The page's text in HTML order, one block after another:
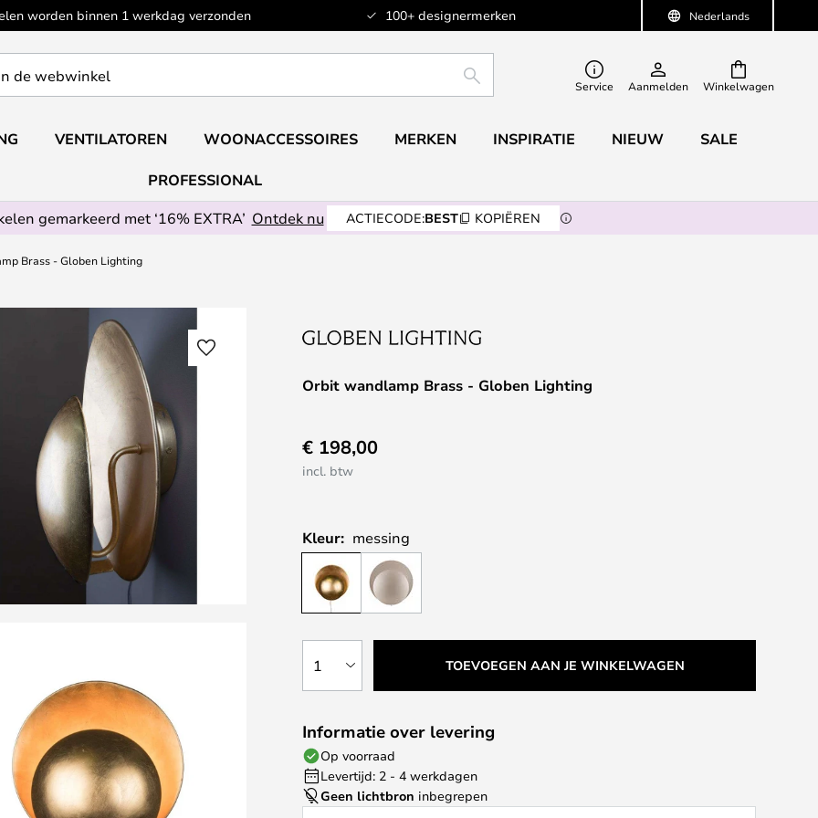
Nederlands
worden binnen 1 werkdag verzonden 100+ designermerken
Winkelwagen
ZOEKEN Service Aanmelden
VENTILATOREN WOONACCESSOIRES MERKEN INSPIRATIE NIEUW SALE
PROFESSIONAL
gemarkeerd met ‘16% EXTRA’ Ontdek nu ACTIECODE:BEST KOPIËREN
Brass - Globen Lighting
Orbit wandlamp Brass - Globen Lighting
€ 198,00
incl. btw
Kleur: messing
1 TOEVOEGEN AAN JE WINKELWAGEN
Informatie over levering
Op voorraad
Levertijd: 2 - 4 werkdagen
Geen lichtbron inbegrepen